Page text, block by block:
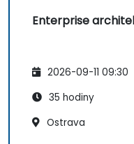
Enterprise
2026-09-11 09:30
35 hodiny
Ostrava